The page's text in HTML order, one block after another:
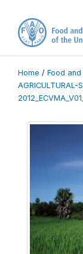
Home / Food
AGRICULTURAL-